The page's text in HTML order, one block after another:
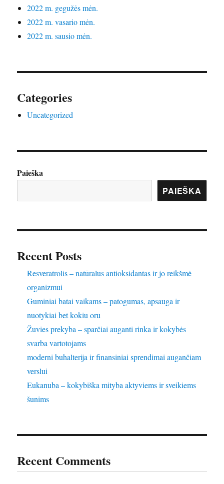
2022 m. gegužės mėn.
2022 m. vasario mėn.
2022 m. sausio mėn.
Categories
Uncategorized
Paieška
PAIEŠKA
Recent Posts
Resveratrolis – natūralus antioksidantas ir jo reikšmė
organizmui
Guminiai batai vaikams – patogumas, apsauga ir
nuotykiai bet kokiu oru
Žuvies prekyba – sparčiai auganti rinka ir kokybės
svarba vartotojams
moderni buhalterija ir finansiniai sprendimai augančiam
verslui
Eukanuba – kokybiška mityba aktyviems ir sveikiems
šunims
Recent Comments